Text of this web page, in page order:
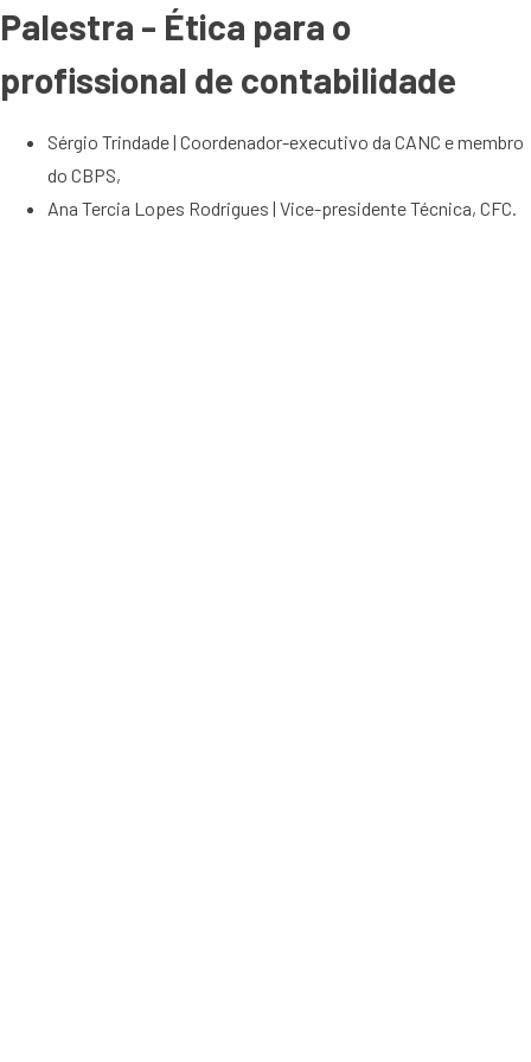
Palestra - Ética para o
profissional de contabilidade
Sérgio Trindade | Coordenador-executivo da CANC e membro
do CBPS,
Ana Tercia Lopes Rodrigues | Vice-presidente Técnica, CFC.